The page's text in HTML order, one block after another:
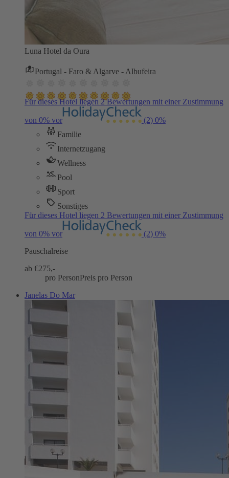
Luna Hotel da Oura
Portugal - Faro & Algarve - Albufeira
Für dieses Hotel liegen 2 Bewertungen mit einer Zustimmung
von 0% vor (2) 0%
Familie
Internetzugang
Wellness
Pool
Sport
Sonstiges
Für dieses Hotel liegen 2 Bewertungen mit einer Zustimmung
von 0% vor (2) 0%
Pauschalreise
ab €275,-
pro PersonPreis pro Person
Janelas Do Mar